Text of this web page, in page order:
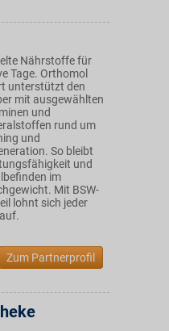
Nährstoffe für
Tage. Orthomol
unterstützt den
mit ausgewählten
und
rund um
und
So bleibt
und
im
Mit BSW-
lohnt sich jeder
Zum Partnerprofil